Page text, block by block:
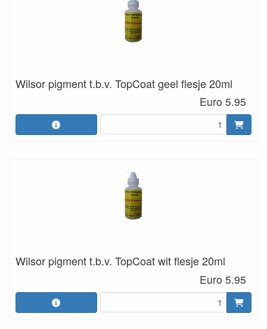
Wilsor pigment t.b.v. TopCoat geel flesje 20ml
Euro 5.95
Wilsor pigment t.b.v. TopCoat wit flesje 20ml
Euro 5.95